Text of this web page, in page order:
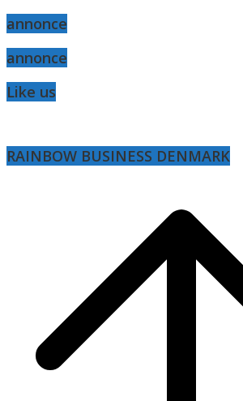
annonce
annonce
Like us
RAINBOW BUSINESS DENMARK